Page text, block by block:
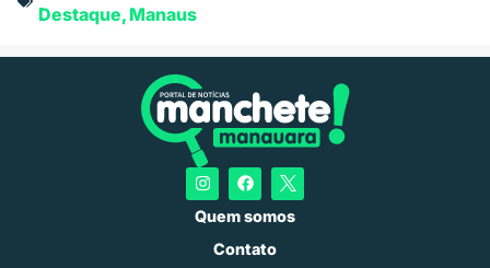
Destaque,Manaus
Quem somos
Contato